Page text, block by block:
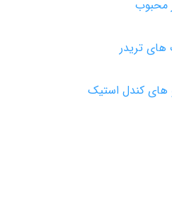
های تریدر
های کندل استیک